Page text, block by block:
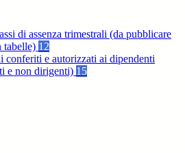
di assenza trimestrali (da pubblicare
tabelle) 12
conferiti e autorizzati ai dipendenti
e non dirigenti) 15